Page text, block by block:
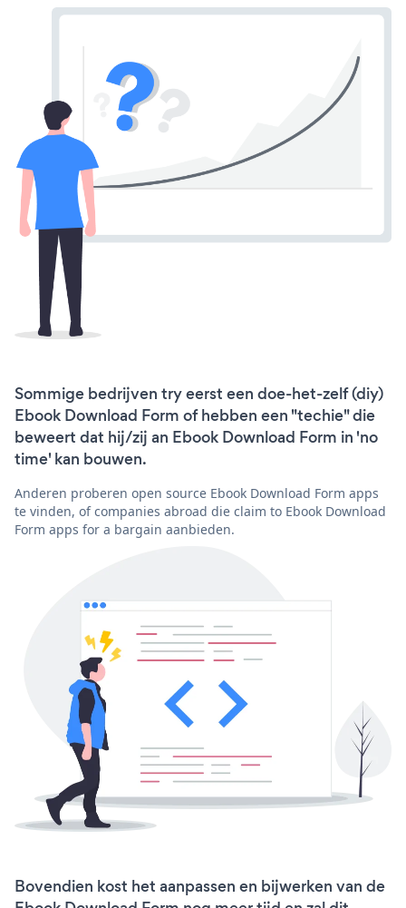
Sommige bedrijven try eerst een doe-het-zelf (diy)
Ebook Download Form of hebben een "techie" die
beweert dat hij/zij an Ebook Download Form in 'no
time' kan bouwen.
Anderen proberen open source Ebook Download Form apps
te vinden, of companies abroad die claim to Ebook Download
Form apps for a bargain aanbieden.
Bovendien kost het aanpassen en bijwerken van de